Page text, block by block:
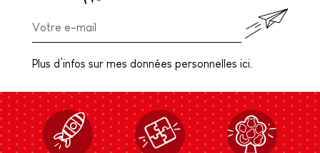
Plus d’infos sur mes données personnelles ici.